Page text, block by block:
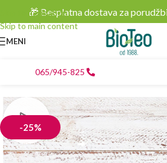
Skip to navigation
Skip to main content
🎁 Besplatna dostava za
MENI
065/945-825
-25%